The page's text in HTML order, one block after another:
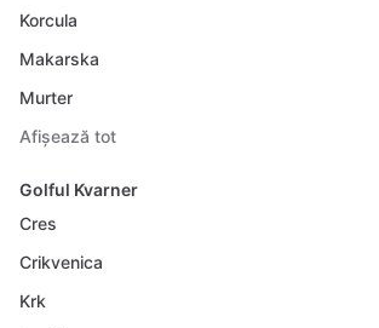
Korcula
Makarska
Murter
Afișează tot
Golful Kvarner
Cres
Crikvenica
Krk